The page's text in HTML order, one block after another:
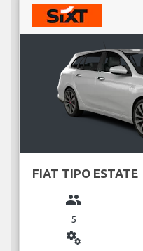
FIAT TIPO ESTATE
group
5
miscellaneous_services